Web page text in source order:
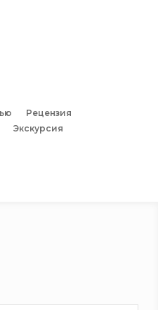
Рецензия
Экскурсия